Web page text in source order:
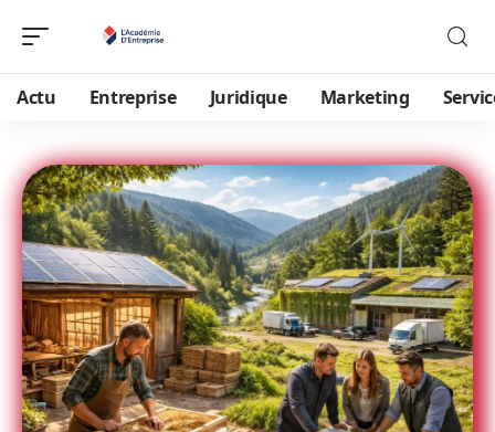
Actu Entreprise Juridique Marketing